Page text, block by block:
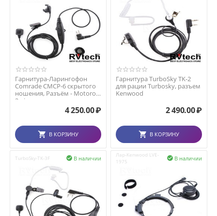
Гарнитура-Ларингофон
Comrade CMCP-6 скрытого
ношения, Разъём - Motorola
2 pin
4 250.00₽
В КОРЗИНУ
Гарнитура TurboSky TK-2
для рации Turbosky, разъем
Kenwood
2 490.00₽
В КОРЗИНУ
TurboSky-TK-3F В наличии

Лар-Kenwood LVE-
1975
В наличии
